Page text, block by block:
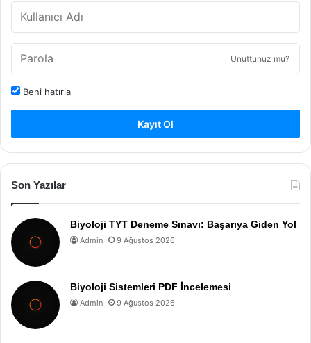
Unuttunuz mu?
Beni hatırla
Kayıt Ol
Son Yazılar
Biyoloji TYT Deneme Sınavı: Başarıya Giden Yol
Admin 9 Ağustos 2026
Biyoloji Sistemleri PDF İncelemesi
Admin 9 Ağustos 2026